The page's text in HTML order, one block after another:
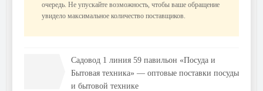
очередь. Не упускайте возможность, чтобы ваше обращение
увидело максимальное количество поставщиков.
Садовод 1 линия 59 павильон «Посуда и
Бытовая техника» — оптовые поставки посуды
и бытовой технике